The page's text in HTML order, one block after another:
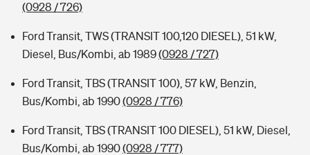
(0928 / 726)
Ford Transit, TWS (TRANSIT 100,120 DIESEL), 51 kW,
Diesel, Bus/Kombi, ab 1989(0928 / 727)
Ford Transit, TBS (TRANSIT 100), 57 kW, Benzin,
Bus/Kombi, ab 1990(0928 / 776)
Ford Transit, TBS (TRANSIT 100 DIESEL), 51 kW, Diesel,
Bus/Kombi, ab 1990(0928 / 777)